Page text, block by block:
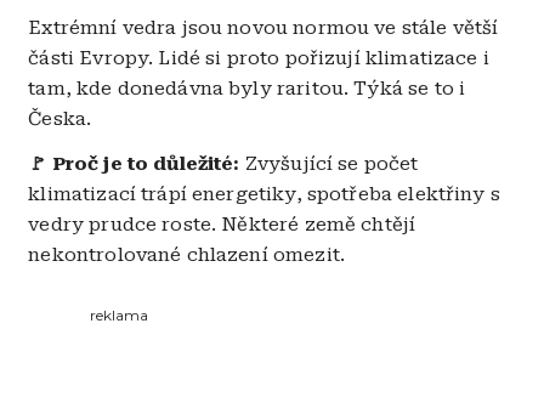
Extrémní vedra jsou novou normou ve stále větší
části Evropy. Lidé si proto pořizují klimatizace i
tam, kde donedávna byly raritou. Týká se to i
Česka.
🚩 Proč je to důležité: Zvyšující se počet
klimatizací trápí energetiky, spotřeba elektřiny s
vedry prudce roste. Některé země chtějí
nekontrolované chlazení omezit.
reklama